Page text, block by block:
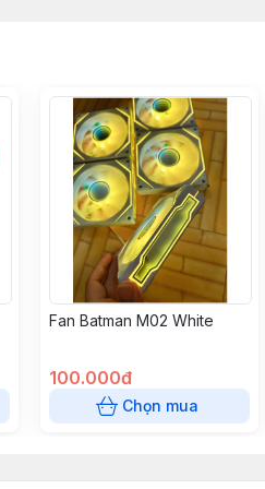
Fan Batman M02 White
100.000đ
Chọn mua